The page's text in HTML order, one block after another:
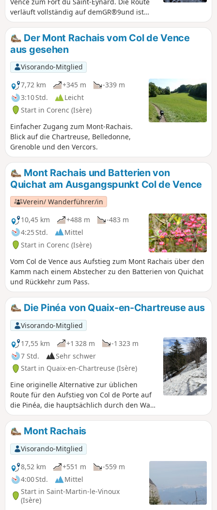
verläuft vollständig auf demGR®9und ist
leicht zu finden. Weitreichendes Panorama
vom Gipfel aus.
Der Mont Rachais vom Col de Vence
aus gesehen
Visorando-Mitglied
7,72 km
+345 m
-339 m
3:10 Std.
Leicht
Start in Corenc (Isère)
Einfacher Zugang zum Mont-Rachais.
Blick auf die Chartreuse, Belledonne,
Grenoble und den Vercors.
Mont Rachais und Batterien von
Quichat am Ausgangspunkt Col de Vence
Verein/ Wanderführer/in
10,45 km
+488 m
-483 m
4:25 Std.
Mittel
Start in Corenc (Isère)
Vom Col de Vence aus Aufstieg zum Mont Rachais über den
Kamm nach einem Abstecher zu den Batterien von Quichat
und Rückkehr zum Pass.
Die Pinéa von Quaix-en-Chartreuse aus
Visorando-Mitglied
17,55 km
+1 328 m
-1 323 m
7 Std.
Sehr schwer
Start in Quaix-en-Chartreuse (Isère)
Eine originelle Alternative zur üblichen
Route für den Aufstieg von Col de Porte auf
die Pinéa, die hauptsächlich durch den Wald
führt und sehr wenig begangen wird. Dank
der Kühle des Waldes ist diese Wanderung
im Sommer ideal. Der 360°-Panoramablick
vom Gipfel der Pinéa auf die Chartreuse, die
Belledonne und den Vercors ist
atemberaubend.
Mont Rachais
Visorando-Mitglied
8,52 km
+551 m
-559 m
4:00 Std.
Mittel
Start in Saint-Martin-le-Vinoux
(Isère)